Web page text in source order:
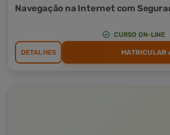
Navegação na Internet com
CURSO ON-LINE
DETALHES MATRICULAR